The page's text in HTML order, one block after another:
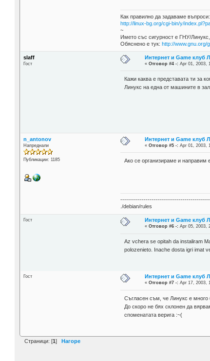
Как правилно да задаваме въпроси:
http://linux-bg.org/cgi-bin/y/
~
Името със сигурност е ГНУ/Линукс,
Обяснено е тук:http://www.gnu.org/
slaff
Гост
Интернет и Game клуб
«Отговор #4 -: Apr 01, 2003,
Кажи каква е представата ти за
Линукс на една от машините в
n_antonov
Напреднали
Публикации: 1185
Интернет и Game клуб
«Отговор #5 -: Apr 01, 2003,
Ако се организираме и направим
./debian/rules
Гост Интернет и Game клуб
«Отговор #6 -: Apr 05, 2003,
Az vchera se opitah da instaliram
polozenieto. Inache dosta igri imat
Гост Интернет и Game клуб
«Отговор #7 -: Apr 17, 2003,
Съгласен съм, че Линукс е много
До скоро не бях склонен да
споменатата верига :~(
Страници: [1] Нагоре